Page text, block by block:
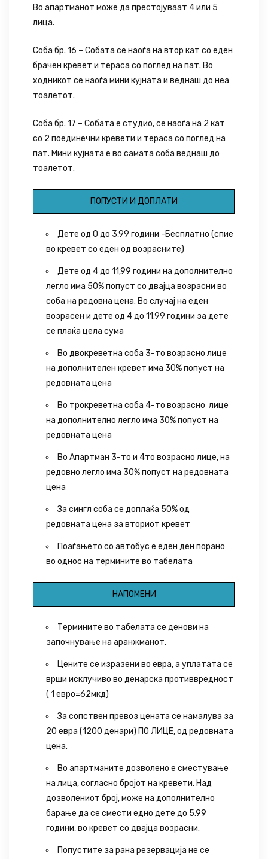
Во апартманот може да престојуваат 4 или 5
лица.
Соба бр. 16 – Собата се наоѓа на втор кат со еден
брачен кревет и тераса со поглед на пат. Во
ходникот се наоѓа мини кујната и веднаш до неа
тоалетот.
Соба бр. 17 – Собата е студио, се наоѓа на 2 кат
со 2 поединечни кревети и тераса со поглед на
пат. Мини кујната е во самата соба веднаш до
тоалетот.
ПОПУСТИ И ДОПЛАТИ
Дете од 0 до 3,99 години -Бесплатно (спие
во кревет со еден од возрасните)
Дете од 4 до 11,99 години на дополнително
легло има 50% попуст со двајца возрасни во
соба на редовна цена. Во случај на еден
возрасен и дете од 4 до 11.99 години за дете
се плаќа цела сума
Во двокреветна соба 3-то возрасно лице
на дополнителен кревет има 30% попуст на
редовната цена
Во трокреветна соба 4-то возрасно лице
на дополнително легло има 30% попуст на
редовната цена
Во Апартман 3-то и 4то возрасно лице, на
редовно легло има 30% попуст на редовната
цена
За сингл соба се доплаќа 50% од
редовната цена за вториот кревет
Поаѓањето со автобус е еден ден порано
во однос на термините во табелата
НАПОМЕНИ
Термините во табелата се денови на
започнување на аранжманот.
Цените се изразени во евра, а уплатата се
врши исклучиво во денарска противвредност
( 1 евро=62мкд)
За сопствен превоз цената се намалува за
20 евра (1200 денари) ПО ЛИЦЕ, од редовната
цена.
Во апартманите дозволено е сместување
на лица, согласно бројот на кревети. Над
дозволениот број, може на дополнително
барање да се смести едно дете до 5.99
години, во кревет со двајца возрасни.
Попустите за рана резервација не се